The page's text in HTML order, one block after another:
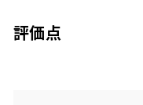
評価点